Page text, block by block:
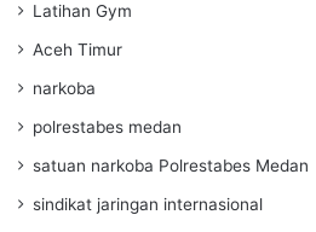
Latihan Gym
Aceh Timur
narkoba
polrestabes medan
satuan narkoba Polrestabes Medan
sindikat jaringan internasional